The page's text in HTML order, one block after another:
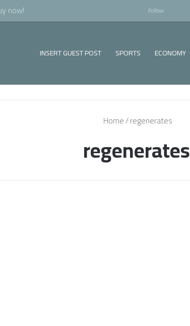
now! Follow
INSERT GUEST POST SPORTS ECONOMY
Home/regenerates
regenerates